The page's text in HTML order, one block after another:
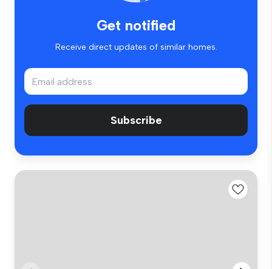
Get notified
Receive direct updates of similar homes.
Subscribe